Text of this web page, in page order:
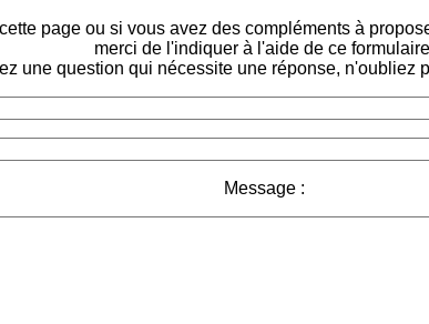
page ou si vous avez des compléments à
merci de l'indiquer à l'aide de ce
une question qui nécessite une réponse, n'oubliez
Message :